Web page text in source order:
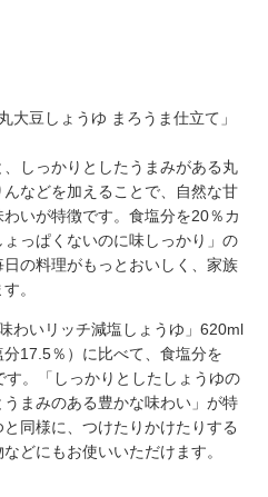
大豆しょうゆ まろうま仕立て」
しっかりとしたうまみがある丸
などを加えることで、自然な甘
いが特徴です。食塩分を20％カ
っぱくないのに味しっかり」の
日の料理がもっとおいしく、家族
。
わいリッチ減塩しょうゆ」620ml
17.5％）に比べて、食塩分を
。「しっかりとしたしょうゆの
まみのある豊かな味わい」が特
同様に、つけたりかけたりする
どにもお使いいただけます。